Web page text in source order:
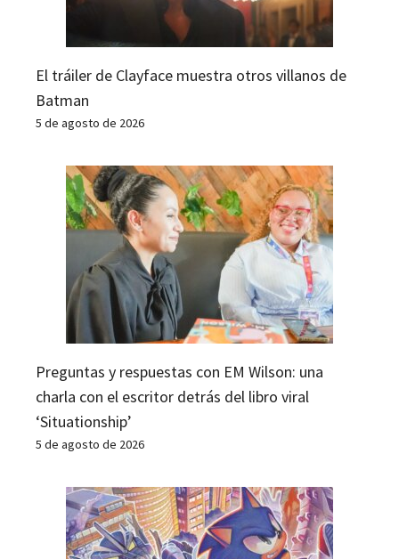
El tráiler de Clayface muestra otros villanos de
Batman
5 de agosto de 2026
Preguntas y respuestas con EM Wilson: una
charla con el escritor detrás del libro viral
‘Situationship’
5 de agosto de 2026